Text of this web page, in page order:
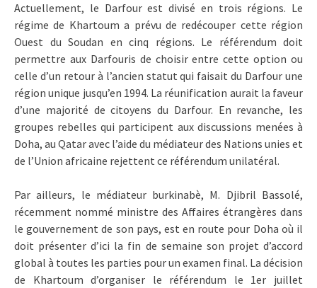
Actuellement, le Darfour est divisé en trois régions. Le
régime de Khartoum a prévu de redécouper cette région
Ouest du Soudan en cinq régions. Le référendum doit
permettre aux Darfouris de choisir entre cette option ou
celle d’un retour à l’ancien statut qui faisait du Darfour une
région unique jusqu’en 1994. La réunification aurait la faveur
d’une majorité de citoyens du Darfour. En revanche, les
groupes rebelles qui participent aux discussions menées à
Doha, au Qatar avec l’aide du médiateur des Nations unies et
de l’Union africaine rejettent ce référendum unilatéral.
Par ailleurs, le médiateur burkinabè, M. Djibril Bassolé,
récemment nommé ministre des Affaires étrangères dans
le gouvernement de son pays, est en route pour Doha où il
doit présenter d’ici la fin de semaine son projet d’accord
global à toutes les parties pour un examen final. La décision
de Khartoum d’organiser le référendum le 1er juillet